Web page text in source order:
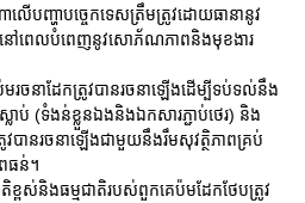
ាលើបញ្ហាបច្ចេកទេសត្រឹមត្រូវដោយធានានូវ
នៅពេលបំពេញនូវសោភ័ណភាពនិងមុខងារ
មរចនាដែកត្រូវបានរចនាឡើងដើម្បីទប់ទល់នឹង
លាប់ (ទំងន់ខ្លួនឯងនិងឯកសារភ្ជាប់ថេរ) និង
វបានរចនាឡើងជាមួយនឹងរឹមសុវត្ថិភាពគ្រប់
ធន់។
ពស់និងធម្មជាតិរបស់ពួកគេប៉មដែកថែបត្រូវ